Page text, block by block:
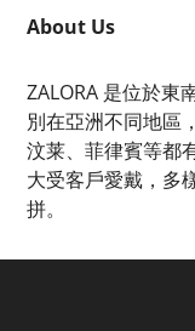
About Us
ZALORA 是位於東
別在亞洲不同地區
汶莱、菲律賓等都
大受客戶愛戴，多
拼。